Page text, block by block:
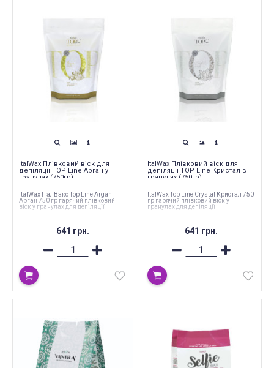
ItalWax Плівковий віск для
депіляції TOP Line Арган у
гранулах (750гр)
ItalWax ІталВакс Top Line Argan
Арган 750 гр гарячий плівковий
віск у гранулах для депіляції
641 грн.
ItalWax Плівковий віск для
депіляції TOP Line Кристал в
гранулах (750гр)
ItalWax Top Line Crystal Кристал 750
гр гарячий плівковий віск у
гранулах для депіляції
641 грн.